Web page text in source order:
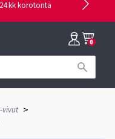
kk korotonta
0
vivut >